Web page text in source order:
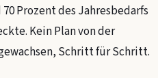
Prozent des Jahresbedarfs
Kein Plan von der
Schritt für Schritt.